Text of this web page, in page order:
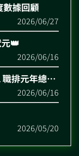
數據回顧
2026/06/27
👑
2026/06/16
榮耀時刻🏆台鋼天鷹勇奪 TPVL 職排元年總冠軍
2026/06/16
2026/05/20